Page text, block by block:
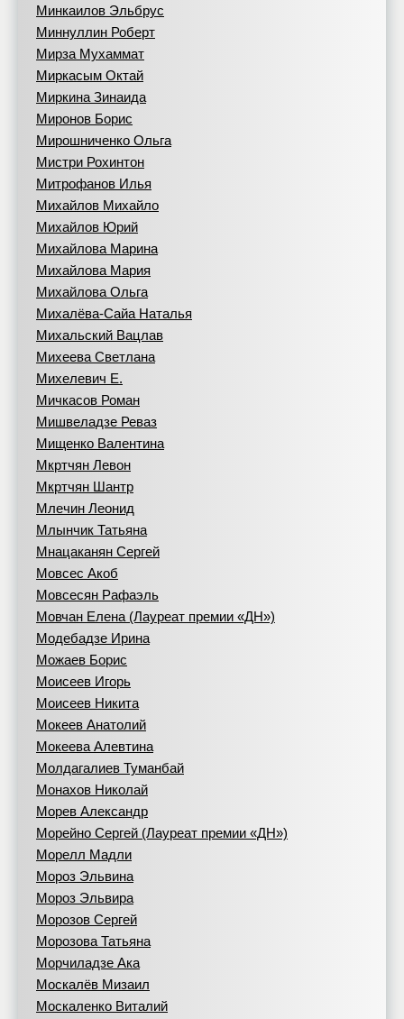
Минкаилов Эльбрус
Миннуллин Роберт
Мирза Мухаммат
Миркасым Октай
Миркина Зинаида
Миронов Борис
Мирошниченко Ольга
Мистри Рохинтон
Митрофанов Илья
Михайлов Михайло
Михайлов Юрий
Михайлова Марина
Михайлова Мария
Михайлова Ольга
Михалёва-Сайа Наталья
Михальский Вацлав
Михеева Светлана
Михелевич Е.
Мичкасов Роман
Мишвеладзе Реваз
Мищенко Валентина
Мкртчян Левон
Мкртчян Шантр
Млечин Леонид
Млынчик Татьяна
Мнацаканян Сергей
Мовсес Акоб
Мовсесян Рафаэль
Мовчан Елена (Лауреат премии «ДН»)
Модебадзе Ирина
Можаев Борис
Моисеев Игорь
Моисеев Никита
Мокеев Анатолий
Мокеева Алевтина
Молдагалиев Туманбай
Монахов Николай
Морев Александр
Морейно Сергей (Лауреат премии «ДН»)
Морелл Мадли
Мороз Эльвина
Мороз Эльвира
Морозов Сергей
Морозова Татьяна
Морчиладзе Ака
Москалёв Мизаил
Москаленко Виталий